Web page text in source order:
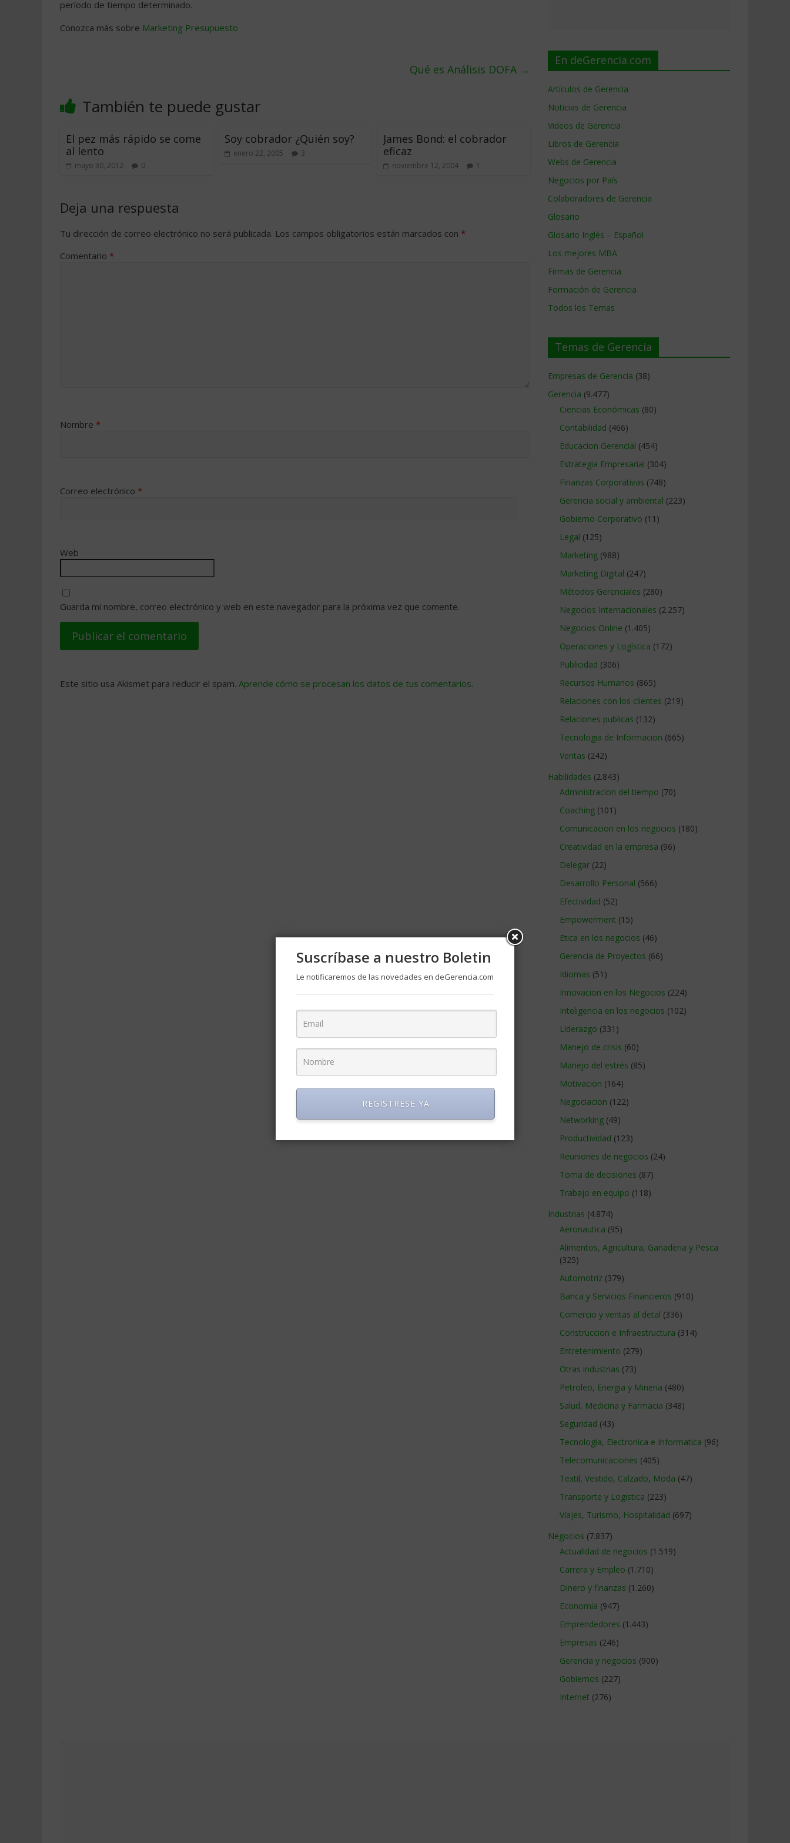
período de tiempo determinado.
Conozca más sobre Marketing Presupuesto
Qué es Análisis DOFA →
También te puede gustar
El pez más rápido se come
al lento
mayo 30, 2012 0
Soy cobrador ¿Quién soy?
enero 22, 2005 3
James Bond: el cobrador
eficaz
noviembre 12, 2004 1
Deja una respuesta
Tu dirección de correo electrónico no será publicada. Los campos obligatorios están marcados con *
Comentario *
Nombre *
Correo electrónico *
Web
Guarda mi nombre, correo electrónico y web en este navegador para la próxima vez que comente.
Este sitio usa Akismet para reducir el spam. Aprende cómo se procesan los datos de tus comentarios.
En deGerencia.com
Artículos de Gerencia
Noticias de Gerencia
Videos de Gerencia
Libros de Gerencia
Webs de Gerencia
Negocios por País
Colaboradores de Gerencia
Glosario
Glosario Inglés – Español
Los mejores MBA
Firmas de Gerencia
Formación de Gerencia
Todos los Temas
Temas de Gerencia
Empresas de Gerencia (38)
Gerencia (9.477)
Ciencias Económicas (80)
Contabilidad (466)
Educacion Gerencial (454)
Estrategia Empresarial (304)
Finanzas Corporativas (748)
Gerencia social y ambiental (223)
Gobierno Corporativo (11)
Legal (125)
Marketing (988)
Marketing Digital (247)
Métodos Gerenciales (280)
Negocios Internacionales (2.257)
Negocios Online (1.405)
Operaciones y Logística (172)
Publicidad (306)
Recursos Humanos (865)
Relaciones con los clientes (219)
Relaciones publicas (132)
Tecnologia de Informacion (665)
Ventas (242)
Habilidades (2.843)
Administracion del tiempo (70)
Coaching (101)
Comunicacion en los negocios (180)
Creatividad en la empresa (96)
Delegar (22)
Desarrollo Personal (566)
Efectividad (52)
Empowerment (15)
Etica en los negocios (46)
Gerencia de Proyectos (66)
Idiomas (51)
Innovacion en los Negocios (224)
Inteligencia en los negocios (102)
Liderazgo (331)
Manejo de crisis (60)
Manejo del estrés (85)
Motivacion (164)
Negociacion (122)
Networking (49)
Productividad (123)
Reuniones de negocios (24)
Toma de decisiones (87)
Trabajo en equipo (118)
Industrias (4.874)
Aeronautica (95)
Alimentos, Agricultura, Ganaderia y Pesca
(325)
Automotriz (379)
Banca y Servicios Financieros (910)
Comercio y ventas al detal (336)
Construccion e Infraestructura (314)
Entretenimiento (279)
Otras industrias (73)
Petroleo, Energia y Mineria (480)
Salud, Medicina y Farmacia (348)
Seguridad (43)
Tecnologia, Electronica e Informatica (96)
Telecomunicaciones (405)
Textil, Vestido, Calzado, Moda (47)
Transporte y Logistica (223)
Viajes, Turismo, Hospitalidad (697)
Negocios (7.837)
Actualidad de negocios (1.519)
Carrera y Empleo (1.710)
Dinero y finanzas (1.260)
Economía (947)
Emprendedores (1.443)
Empresas (246)
Gerencia y negocios (900)
Gobiernos (227)
Internet (276)
Suscríbase a nuestro Boletin
Le notificaremos de las novedades en deGerencia.com
REGISTRESE YA